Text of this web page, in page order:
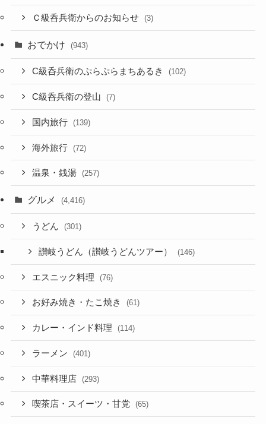
Ｃ級呑兵衛からのお知らせ (3)
おでかけ (943)
C級呑兵衛のぷらぷらまちあるき (102)
C級呑兵衛の登山 (7)
国内旅行 (139)
海外旅行 (72)
温泉・銭湯 (257)
グルメ (4,416)
うどん (301)
讃岐うどん（讃岐うどんツアー） (146)
エスニック料理 (76)
お好み焼き・たこ焼き (61)
カレー・インド料理 (114)
ラーメン (401)
中華料理店 (293)
喫茶店・スイーツ・甘党 (65)